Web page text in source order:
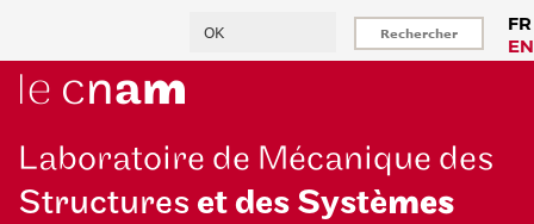
principal
FR
EN
Laboratoire de Mécanique des
Structures et des Systèmes